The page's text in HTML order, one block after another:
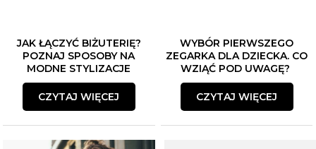
JAK ŁĄCZYĆ BIŻUTERIĘ?
POZNAJ SPOSOBY NA
MODNE STYLIZACJE
CZYTAJ WIĘCEJ
WYBÓR PIERWSZEGO
ZEGARKA DLA DZIECKA. CO
WZIĄĆ POD UWAGĘ?
CZYTAJ WIĘCEJ